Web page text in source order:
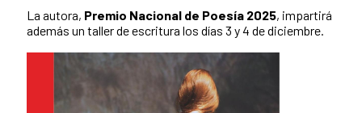
La autora, Premio Nacional de Poesía 2025, impartirá
además un taller de escritura los días 3 y 4 de diciembre.